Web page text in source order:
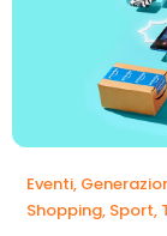
Eventi,
Shopping, Sport,